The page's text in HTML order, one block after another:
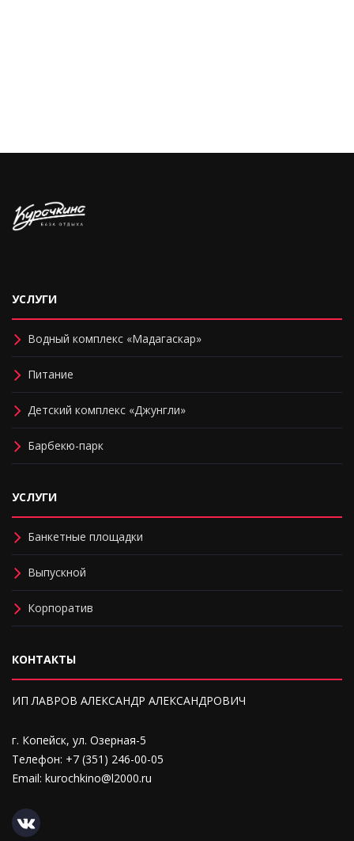
УСЛУГИ
Водный комплекс «Мадагаскар»
Питание
Детский комплекс «Джунгли»
Барбекю-парк
УСЛУГИ
Банкетные площадки
Выпускной
Корпоратив
КОНТАКТЫ
ИП ЛАВРОВ АЛЕКСАНДР АЛЕКСАНДРОВИЧ
г. Копейск, ул. Озерная-5
Телефон: +7 (351) 246-00-05
Email: kurochkino@l2000.ru